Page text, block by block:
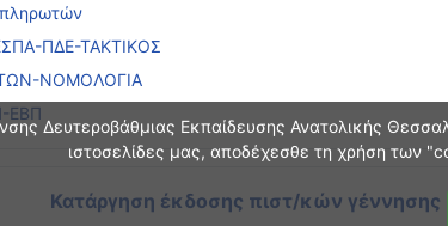
Δευτεροβάθμιας Εκπαίδευσης Ανατολικής
ιστοσελίδες μας, αποδέχεσθε τη χρήση των
ΠΔΕ-ΤΑΚΤΙΚΟΣ
ΝΟΜΟΛΟΓΙΑ
ΕΒΠ
Κατάργηση έκδοσης πιστ/κών γέννησης